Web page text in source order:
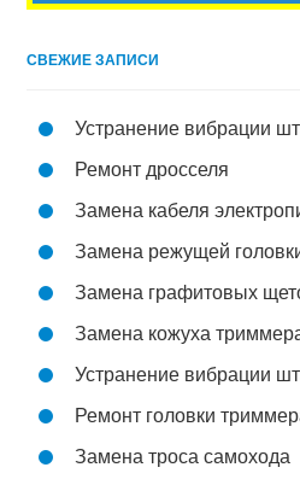
СВЕЖИЕ ЗАПИСИ
Устранение вибрации
Ремонт дросселя
Замена кабеля
Замена режущей
Замена графитовых
Замена кожуха
Устранение вибрации
Ремонт головки
Замена троса самохода